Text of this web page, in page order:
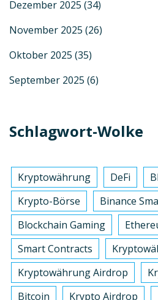
Dezember 2025 (34)
November 2025 (26)
Oktober 2025 (35)
September 2025 (6)
Schlagwort-Wolke
Kryptowährung DeFi
Krypto-Börse
Binance
Blockchain Gaming
Smart Contracts
Kryptowährung Airdrop
Bitcoin
Krypto Airdrop